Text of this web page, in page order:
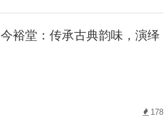
裕堂：传承古典韵味，演绎
178